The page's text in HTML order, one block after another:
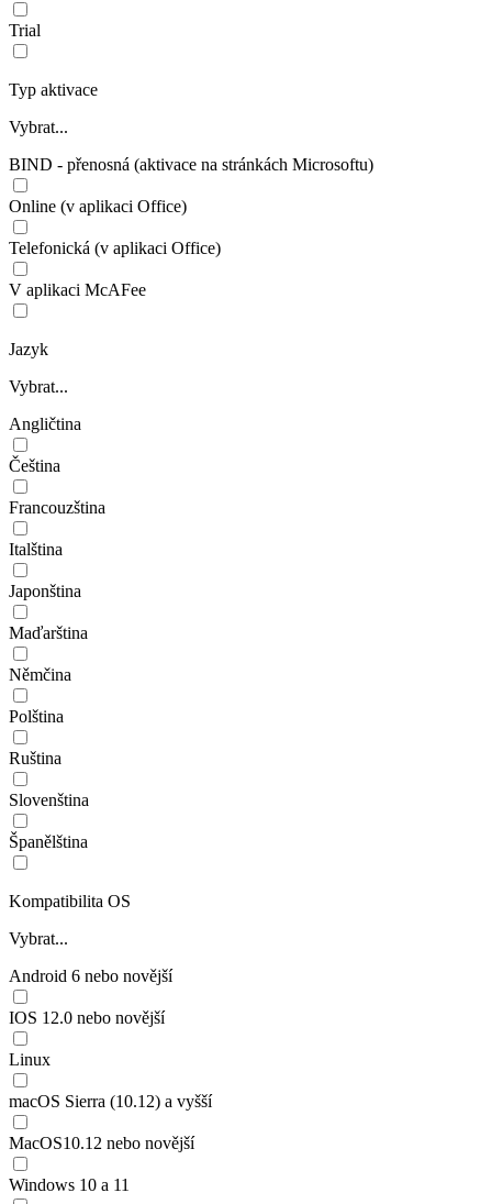
Trial
Typ aktivace
Vybrat...
BIND - přenosná (aktivace na stránkách Microsoftu)
Online (v aplikaci Office)
Telefonická (v aplikaci Office)
V aplikaci McAFee
Jazyk
Vybrat...
Angličtina
Čeština
Francouzština
Italština
Japonština
Maďarština
Němčina
Polština
Ruština
Slovenština
Španělština
Kompatibilita OS
Vybrat...
Android 6 nebo novější
IOS 12.0 nebo novější
Linux
macOS Sierra (10.12) a vyšší
MacOS10.12 nebo novější
Windows 10 a 11